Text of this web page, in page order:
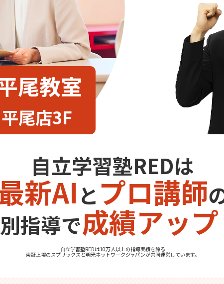
尾教室
尾店3F
自立学習塾REDは
新AIとプロ講師
指導で成績アッ
自立学習塾REDは10万人以上の指導実績を誇る
東証上場の スプリックス と明光ネットワークジャパンが共同運営しています。